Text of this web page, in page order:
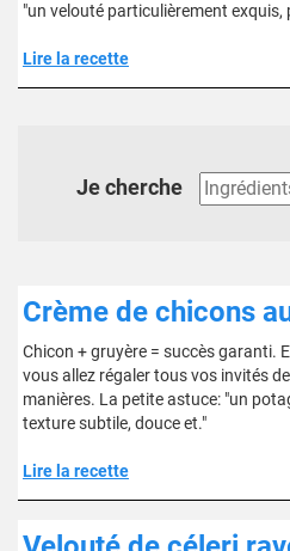
"un velouté particulièrement
Lire la recette
Je cherche
Crème de chicons
Chicon + gruyère = succès garanti.
vous allez régaler tous vos invités
manières. La petite astuce: "un
texture subtile, douce et."
Lire la recette